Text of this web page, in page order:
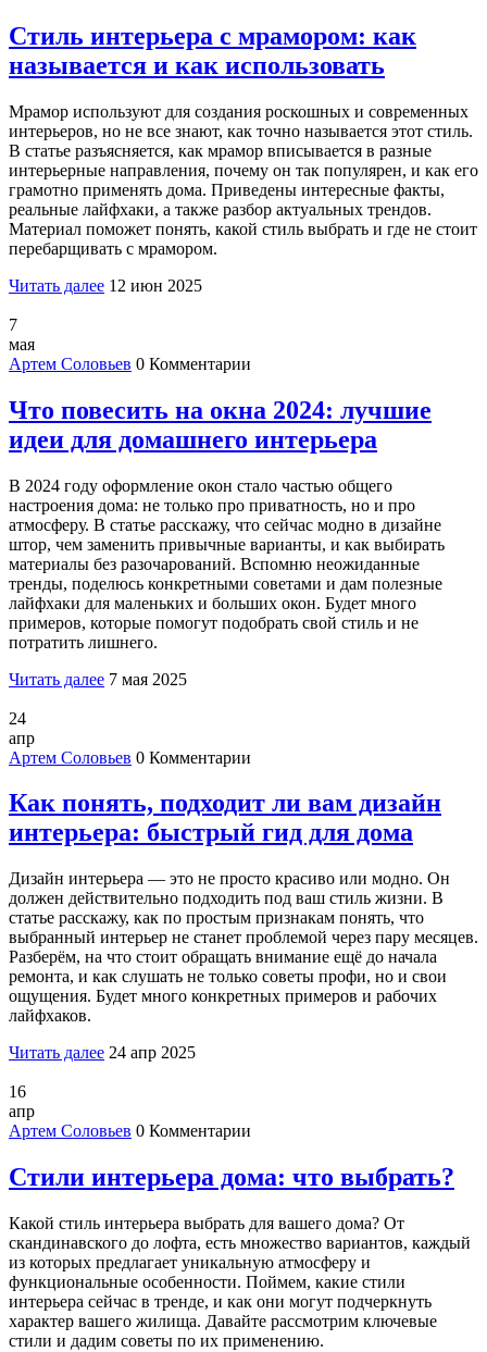
Стиль интерьера с мрамором: как
называется и как использовать
Мрамор используют для создания роскошных и современных
интерьеров, но не все знают, как точно называется этот стиль.
В статье разъясняется, как мрамор вписывается в разные
интерьерные направления, почему он так популярен, и как его
грамотно применять дома. Приведены интересные факты,
реальные лайфхаки, а также разбор актуальных трендов.
Материал поможет понять, какой стиль выбрать и где не стоит
перебарщивать с мрамором.
Читать далее 12 июн 2025
7
мая
Артем Соловьев 0 Комментарии
Что повесить на окна 2024: лучшие
идеи для домашнего интерьера
В 2024 году оформление окон стало частью общего
настроения дома: не только про приватность, но и про
атмосферу. В статье расскажу, что сейчас модно в дизайне
штор, чем заменить привычные варианты, и как выбирать
материалы без разочарований. Вспомню неожиданные
тренды, поделюсь конкретными советами и дам полезные
лайфхаки для маленьких и больших окон. Будет много
примеров, которые помогут подобрать свой стиль и не
потратить лишнего.
Читать далее 7 мая 2025
24
апр
Артем Соловьев 0 Комментарии
Как понять, подходит ли вам дизайн
интерьера: быстрый гид для дома
Дизайн интерьера — это не просто красиво или модно. Он
должен действительно подходить под ваш стиль жизни. В
статье расскажу, как по простым признакам понять, что
выбранный интерьер не станет проблемой через пару месяцев.
Разберём, на что стоит обращать внимание ещё до начала
ремонта, и как слушать не только советы профи, но и свои
ощущения. Будет много конкретных примеров и рабочих
лайфхаков.
Читать далее 24 апр 2025
16
апр
Артем Соловьев 0 Комментарии
Стили интерьера дома: что выбрать?
Какой стиль интерьера выбрать для вашего дома? От
скандинавского до лофта, есть множество вариантов, каждый
из которых предлагает уникальную атмосферу и
функциональные особенности. Поймем, какие стили
интерьера сейчас в тренде, и как они могут подчеркнуть
характер вашего жилища. Давайте рассмотрим ключевые
стили и дадим советы по их применению.